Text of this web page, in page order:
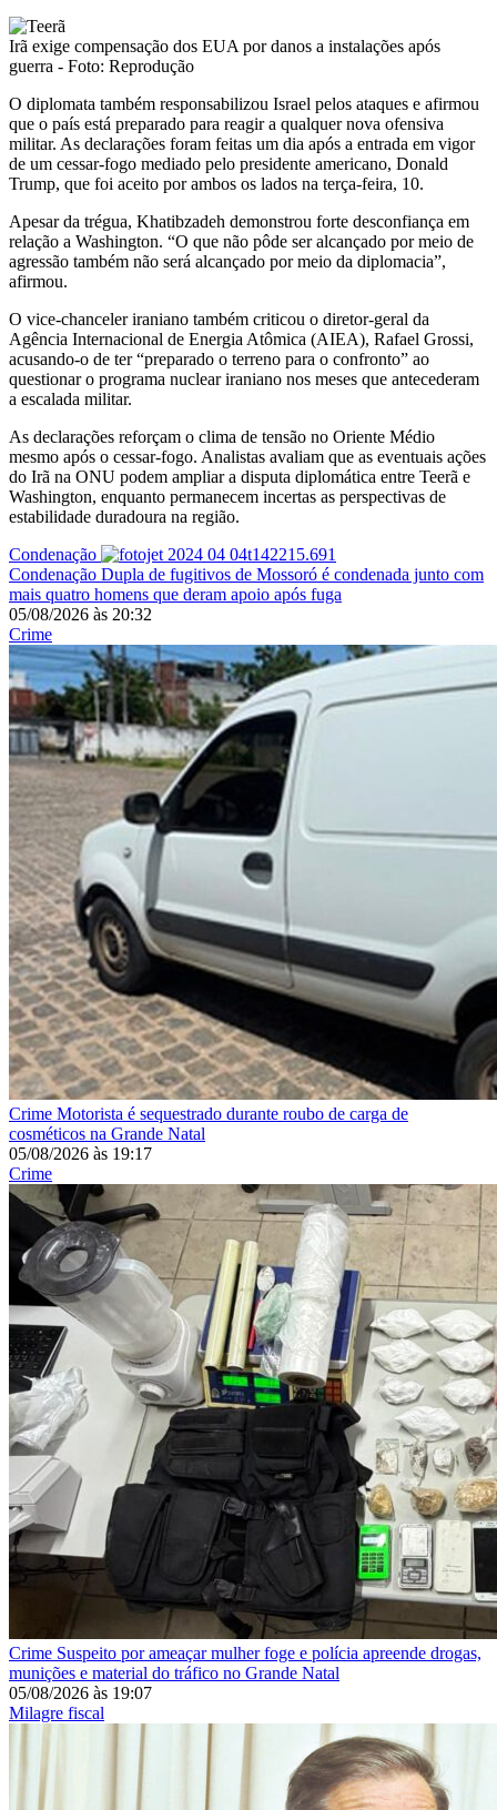
Irã exige compensação dos EUA por danos a instalações após
guerra - Foto: Reprodução
O diplomata também responsabilizou Israel pelos ataques e afirmou
que o país está preparado para reagir a qualquer nova ofensiva
militar. As declarações foram feitas um dia após a entrada em vigor
de um cessar-fogo mediado pelo presidente americano, Donald
Trump, que foi aceito por ambos os lados na terça-feira, 10.
Apesar da trégua, Khatibzadeh demonstrou forte desconfiança em
relação a Washington. “O que não pôde ser alcançado por meio de
agressão também não será alcançado por meio da diplomacia”,
afirmou.
O vice-chanceler iraniano também criticou o diretor-geral da
Agência Internacional de Energia Atômica (AIEA), Rafael Grossi,
acusando-o de ter “preparado o terreno para o confronto” ao
questionar o programa nuclear iraniano nos meses que antecederam
a escalada militar.
As declarações reforçam o clima de tensão no Oriente Médio
mesmo após o cessar-fogo. Analistas avaliam que as eventuais ações
do Irã na ONU podem ampliar a disputa diplomática entre Teerã e
Washington, enquanto permanecem incertas as perspectivas de
estabilidade duradoura na região.
Condenação
Condenação Dupla de fugitivos de Mossoró é condenada junto com
mais quatro homens que deram apoio após fuga
05/08/2026 às 20:32
Crime
Crime Motorista é sequestrado durante roubo de carga de
cosméticos na Grande Natal
05/08/2026 às 19:17
Crime
Crime Suspeito por ameaçar mulher foge e polícia apreende drogas,
munições e material do tráfico no Grande Natal
05/08/2026 às 19:07
Milagre fiscal